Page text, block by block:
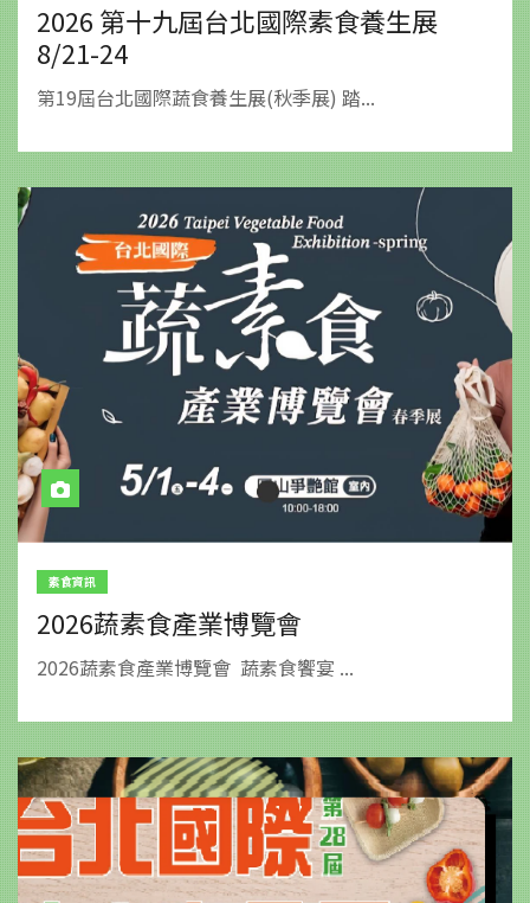
2026 第十九屆台北國際素食養生展
8/21-24
第19屆台北國際蔬食養生展(秋季展) 踏...
素食資訊
2026蔬素食產業博覽會
2026蔬素食產業博覽會 蔬素食饗宴 ...